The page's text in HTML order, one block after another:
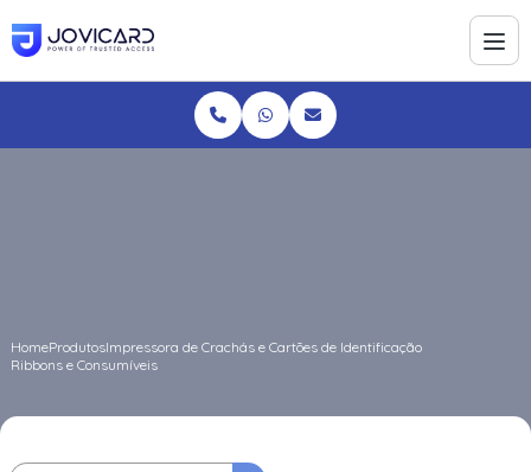
HomeProdutosImpressora de Crachás e Cartões de Identificação
Ribbons e Consumíveis